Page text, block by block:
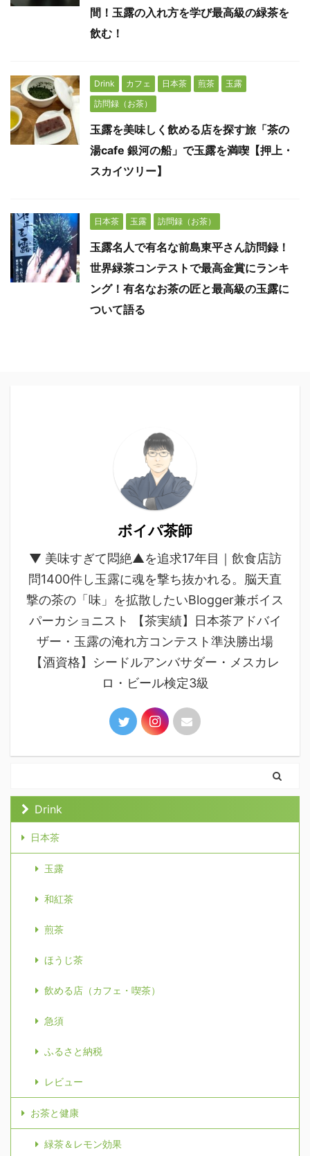
間！玉露の入れ方を学び最高級の緑茶を
飲む！
Drink カフェ 日本茶 煎茶
玉露
訪問録（お茶）
玉露を美味しく飲める店を探す旅「茶の
湯cafe 銀河の船」で玉露を満喫【押上・
スカイツリー】
日本茶 玉露 訪問録（お茶）
玉露名人で有名な前島東平さん訪問録！
世界緑茶コンテストで最高金賞にランキ
ング！有名なお茶の匠と最高級の玉露に
ついて語る
ボイパ茶師
▼ 美味すぎて悶絶▲を追求17年目｜飲食店訪
問1400件し玉露に魂を撃ち抜かれる。脳天直
撃の茶の「味」を拡散したいBlogger兼ボイス
パーカショニスト 【茶実績】日本茶アドバイ
ザー・玉露の淹れ方コンテスト準決勝出場
【酒資格】シードルアンバサダー・メスカレ
ロ・ビール検定3級
Drink
日本茶
玉露
和紅茶
煎茶
ほうじ茶
飲める店（カフェ・喫茶）
急須
ふるさと納税
レビュー
お茶と健康
緑茶＆レモン効果